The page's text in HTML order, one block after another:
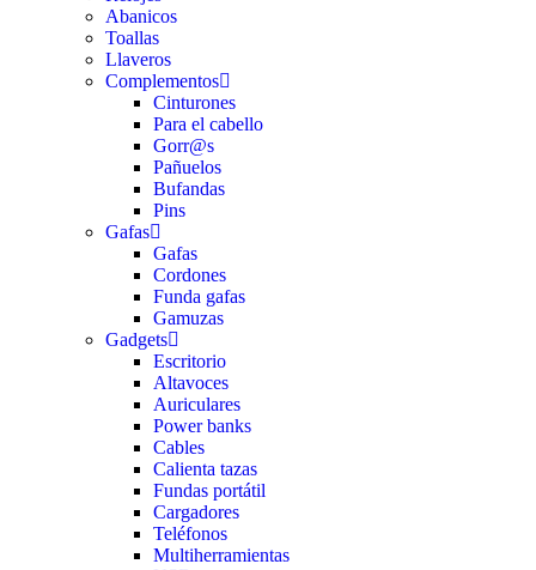
Abanicos
Toallas
Llaveros
Complementos
Cinturones
Para el cabello
Gorr@s
Pañuelos
Bufandas
Pins
Gafas
Gafas
Cordones
Funda gafas
Gamuzas
Gadgets
Escritorio
Altavoces
Auriculares
Power banks
Cables
Calienta tazas
Fundas portátil
Cargadores
Teléfonos
Multiherramientas